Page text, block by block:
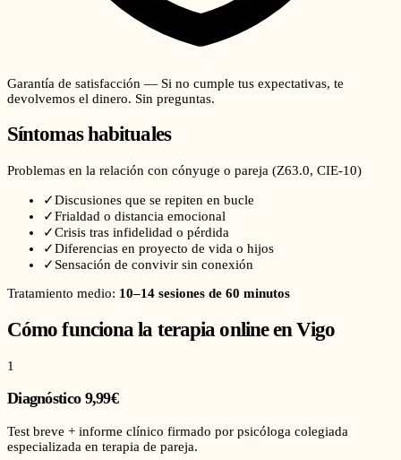
Garantía de satisfacción — Si no cumple tus expectativas, te
devolvemos el dinero. Sin preguntas.
Síntomas habituales
Problemas en la relación con cónyuge o pareja (Z63.0, CIE-10)
✓Discusiones que se repiten en bucle
✓Frialdad o distancia emocional
✓Crisis tras infidelidad o pérdida
✓Diferencias en proyecto de vida o hijos
✓ Sensación de convivir sin conexión
Tratamiento medio: 10–14 sesiones de 60 minutos
Cómo funciona la terapia online enVigo
1
Diagnóstico 9,99€
Test breve + informe clínico firmado por psicóloga colegiada
especializada en terapia de pareja.